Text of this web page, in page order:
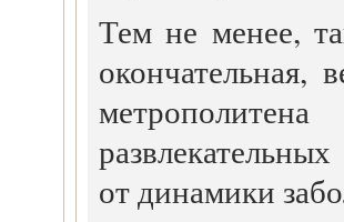
Тем не менее,
окончательная,
от динамики